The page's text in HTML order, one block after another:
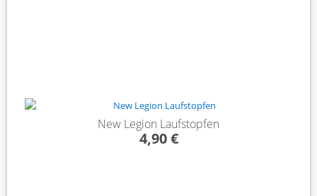
New Legion Laufstopfen
4,90 €